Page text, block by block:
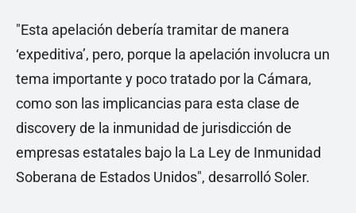
"Esta apelación debería tramitar de manera
‘expeditiva’, pero, porque la apelación involucra un
tema importante y poco tratado por la Cámara,
como son las implicancias para esta clase de
discovery de la inmunidad de jurisdicción de
empresas estatales bajo la La Ley de Inmunidad
Soberana de Estados Unidos", desarrolló Soler.